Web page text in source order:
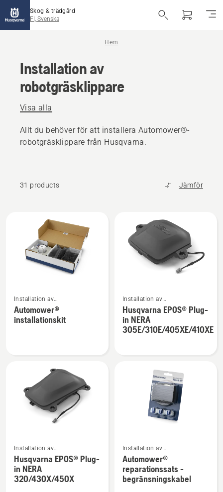
Skog & trädgård
FI, Svenska
Hem
Installation av
robotgräsklippare
Visa alla
Allt du behöver för att installera Automower®-
robotgräsklippare från Husqvarna.
31 products Jämför
produkter
mer
information
om
Installation av
robotgräsklippare
Automower®
installationskit
mer
information
om
305E/310E/405XE/410XE
Installation av
robotgräsklippare
Husqvarna EPOS® Plug-
in NERA
305E/310E/405XE/410XE
mer
information
om
Installation av
robotgräsklippare
Husqvarna EPOS® Plug-
in NERA
320/430X/450X
mer
information
om
Automower®
Installation av
robotgräsklippare
Automower®
reparationssats -
begränsningskabel